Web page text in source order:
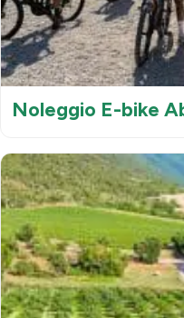
Noleggio E-bike